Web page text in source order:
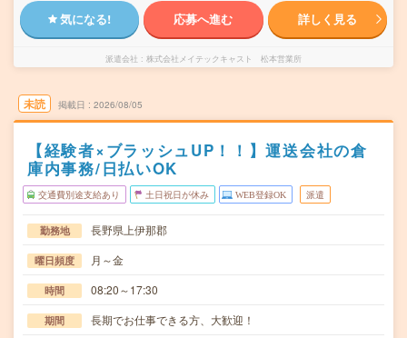
気になる! 応募へ進む 詳しく見る
派遣会社 株式会社メイテックキャスト 松本営業所
未読 掲載日 2026/08/05
【経験者×ブラッシュUP！！】運送会社の倉
庫内事務/日払いOK
交通費別途支給あり 土日祝日が休み WEB登録OK 派遣
勤務地 長野県上伊那郡
曜日頻度 月～金
時間 08:20～17:30
期間 長期でお仕事できる方、大歓迎！